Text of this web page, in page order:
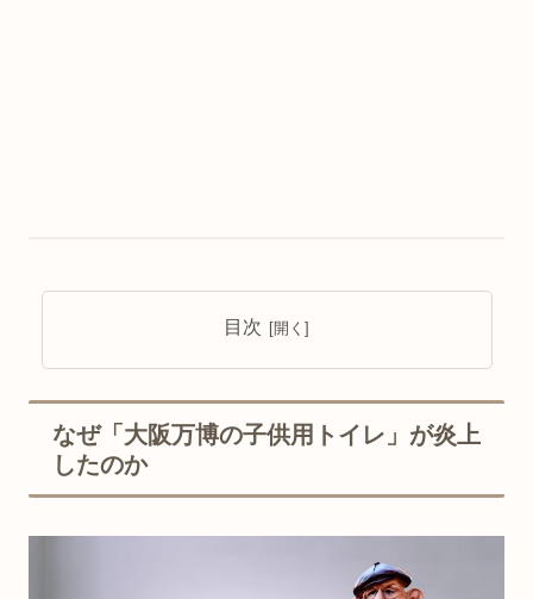
目次
なぜ「大阪万博の子供用トイレ」が炎上
したのか